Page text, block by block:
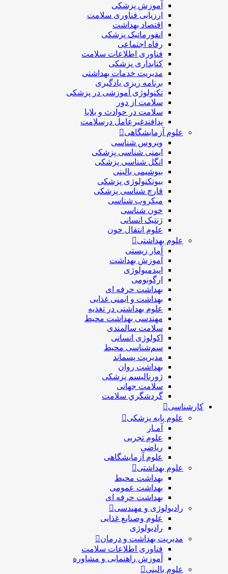
آموزش پزشکی
ارزیابی فناوری سلامت
اقتصاد بهداشت
انفورماتیک پزشکی
رفاه اجتماعی
فناوری اطلاعات سلامت
کتابداری پزشکی
مديريت خدمات بهداشتی
برنامه ریزی یادگیری
تکنولوژی آموزشی در پزشکی
سلامت از دور
سلامت در حوادث و بلایا
پدافندغیرعامل درسلامت
علوم آزمایشگاهی
ویروس شناسی
ایمنی شناسی پزشكی
انگل شناسی پزشکی
بیوشیمی بالینی
بیوتکنولوژی پزشکی
قارچ شناسی پزشکی
ميكروب شناسی
خون شناسی
ژنتیک انسانی
علوم انتقال خون
علوم بهداشتی
آمار زیستی
آموزش بهداشت
اپیدمیولوژی
ارگونومی
بهداشت حرفه ای
بهداشت و ایمنی غذایی
علوم بهداشتی در تغذیه
مهندسی بهداشت محيط
سلامت سالمندی
اکولوژی انسانی
سم‌شناسی محیط
مدیریت پسماند
بهداشت روان
ژورنالیسم پزشکی
سلامت جهانی
گردشگري سلامت
کارشناسی
علوم پایه پزشکی
آمـار
علوم تجربی
ریاضی
علوم آزمایشگاهی
علوم بهداشتی
بهداشت محیط
بهداشت عمومی
بهداشت حرفه ای
رادیولوژی و مهندسی
علوم وصنایع غذایی
رادیولوژی
مدیریت بهداشت و درمان
فناوری اطلاعات سلامت
آموزش راهنمایی و مشاوره
علوم بالینی